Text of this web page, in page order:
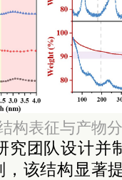
构表征与产物
究团队设计并
，该结构显著